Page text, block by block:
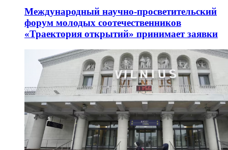
Международный научно-просветительский
форум молодых соотечественников
«Траектория открытий» принимает заявки